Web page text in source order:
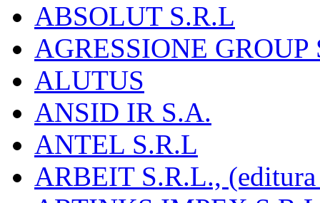
ABSOLUT S.R.L
AGRESSIONE GROUP
ALUTUS
ANSID IR S.A.
ANTEL S.R.L
ARBEIT S.R.L.,